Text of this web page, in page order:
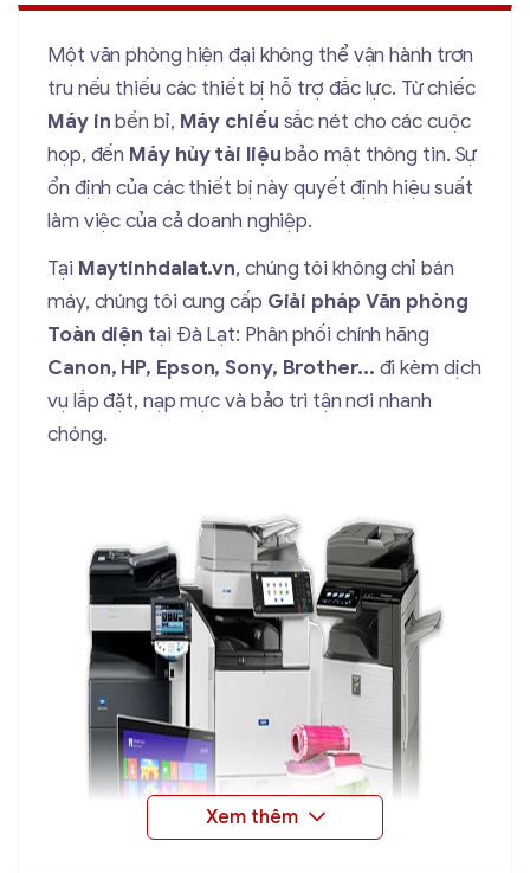
Một văn phòng hiện đại không thể vận hành trơn
tru nếu thiếu các thiết bị hỗ trợ đắc lực. Từ chiếc
Máy inbền bỉ, Máy chiếu sắc nét cho các cuộc
họp, đến Máy hủy tài liệubảo mật thông tin. Sự
ổn định của các thiết bị này quyết định hiệu suất
làm việc của cả doanh nghiệp.
Tại Maytinhdalat.vn, chúng tôi không chỉ bán
máy, chúng tôi cung cấp Giải pháp Văn phòng
Toàn diện tại Đà Lạt: Phân phối chính hãng
Canon, HP, Epson, Sony, Brother... đi kèm dịch
vụ lắp đặt, nạp mực và bảo trì tận nơi nhanh
chóng.